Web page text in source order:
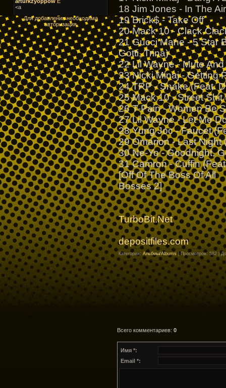
Для добавления необходима
авторизация
18 Jim Jones - In The
19 Brick$ - Take Off
20 Mack 10 - Clack
21 Gucci Mane - 5 Star
Gotti, Trina)
22 Lil Wayne - Mute
23 Nicki Minaj - Getting
24 TRP - Snake (Feat.
25 Mack 10 - Street
26 T-Pain - Women Be
27 Lil Wayne - Let Me
28 Yung Joc - Faucet
29 Omarion - Last Night
30 Ne-Yo - Goodnight,
31 Camron - Cuffin
[Off Of The Boss Of All
Bosses 2]
TurboBit.Net
depositfiles.com
Категория: Альбмы/Albums |Просмотров: 582 |
Всего комментариев: 0
Имя *:
Email *: